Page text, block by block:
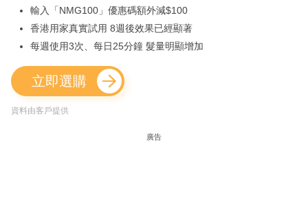
輸入「NMG100」優惠碼額外減$100
香港用家真實試用 8週後效果已經顯著
每週使用3次、每日25分鐘 髮量明顯增加
立即選購
資料由客戶提供
廣告